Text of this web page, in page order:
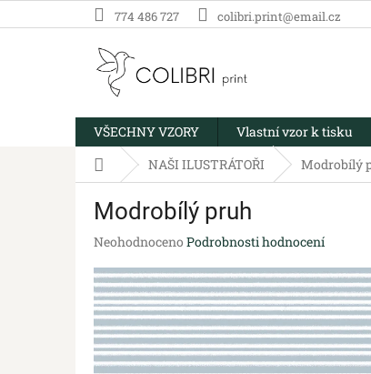
na
774 486 727 colibri.print@email.cz
VŠECHNY VZORY Vlastní vzor k tisku
Domů NAŠI ILUSTRÁTOŘI Modrobílý
Modrobílý pruh
Průměrné
produktu
je
0,0
z
5
hvězdiček.
Neohodnoceno Podrobnosti hodnocení